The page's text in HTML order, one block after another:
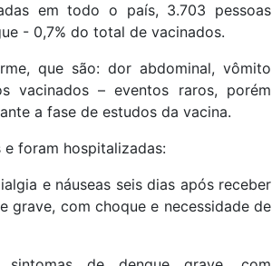
em todo o país, 3.703 pessoas
- 0,7% do total de vacinados.
que são: dor abdominal, vômito
vacinados – eventos raros, porém
a fase de estudos da vacina.
e foram hospitalizadas:
e náuseas seis dias após receber
grave, com choque e necessidade de